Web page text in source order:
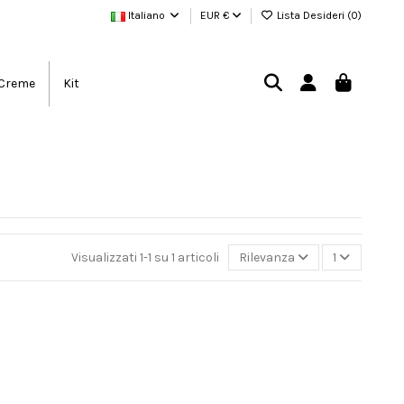
Italiano EUR € Lista Desideri (0)
Kit
Visualizzati 1-1 su 1 articoli Rilevanza 1